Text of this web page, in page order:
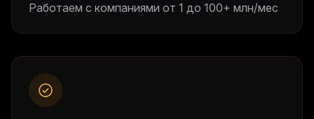
Работаем с компаниями от 1 до 100+ млн/мес